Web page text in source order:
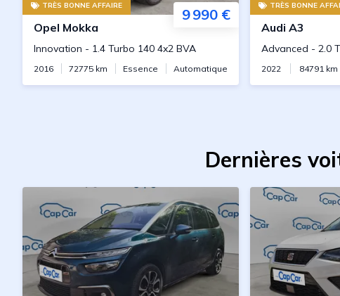
TRÈS BONNE AFFAIRE
9 990 €
Opel Mokka
Innovation - 1.4 Turbo 140 4x2 BVA
2016 72775 km Essence Automatique
TRÈS BONNE
Audi A3
Advanced - 2.0
2022 84791 km
Dernières